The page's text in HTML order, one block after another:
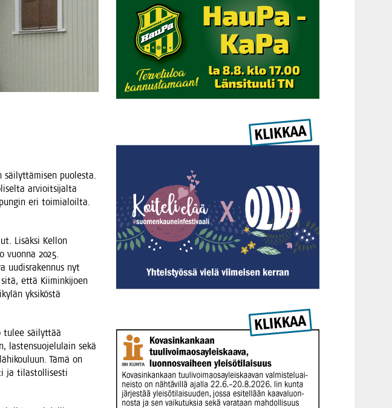
puo­les­ta.
arvioit­si­jal­ta
eri toi­mia­loil­ta.
Lisäk­si Kel­lon
2025.
uudis­ra­ken­nus nyt
että Kii­min­ki­joen
yksi­kös­tä
tulee säi­lyt­tää
las­ten­suo­je­lu­lain sekä
Tämä on
ja tilas­tol­li­ses­ti